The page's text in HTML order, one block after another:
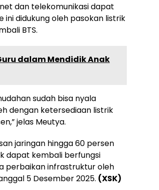
dan telekomunikasi dapat
didukung oleh pasokan listrik
BTS.
dalam Mendidik Anak
sudah bisa nyala
dengan ketersediaan listrik
jelas Meutya.
jaringan hingga 60 persen
dapat kembali berfungsi
perbaikan infrastruktur oleh
5 Desember 2025. (XSK)